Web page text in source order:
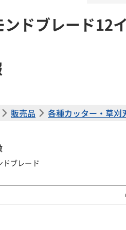
ンドブレード12
販売品 各種カッター・草刈
ドブレード